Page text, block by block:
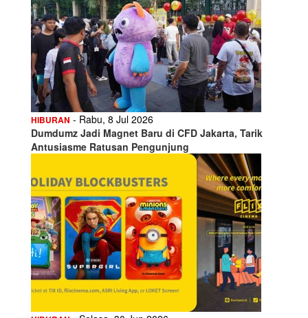
HIBURAN - Rabu, 8 Jul 2026
Dumdumz Jadi Magnet Baru di CFD Jakarta, Tarik
Antusiasme Ratusan Pengunjung